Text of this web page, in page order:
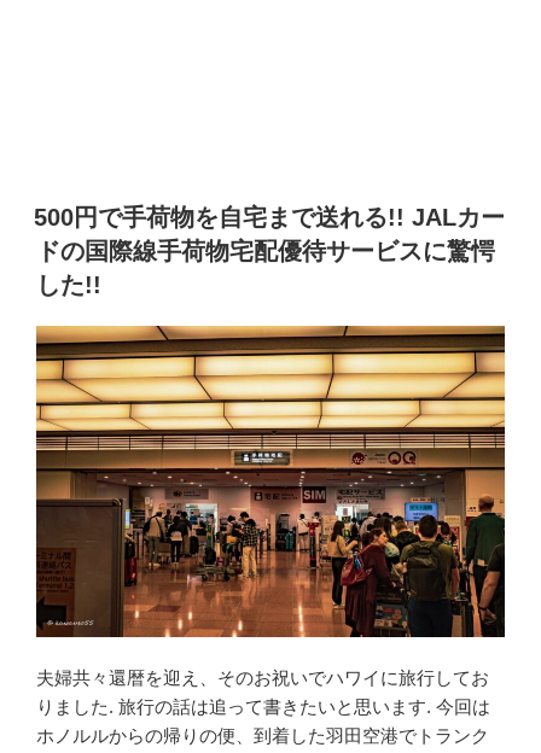
500円で手荷物を自宅まで送れる!! JALカー
ドの国際線手荷物宅配優待サービスに驚愕
した!!
夫婦共々還暦を迎え、そのお祝いでハワイに旅行してお
りました. 旅行の話は追って書きたいと思います. 今回は
ホノルルからの帰りの便、到着した羽田空港でトランク